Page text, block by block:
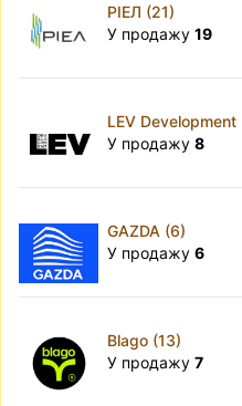
РІЕЛ (21)
У продажу 19
LEV Development
У продажу 8
GAZDA (6)
У продажу 6
Blago (13)
У продажу 7